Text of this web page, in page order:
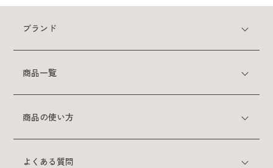
クレイスパ 薬用リペアトリートメント
商品の使い方
よくある質問
特集 & コラム
ブランド
商品一覧
商品の使い方
よくある質問